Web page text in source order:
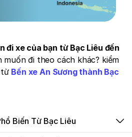
đi xe của bạn từ Bạc Liêu đến
muốn đi theo cách khác? kiểm
Bến xe An Sương thành Bạc
Biến Từ Bạc Liêu